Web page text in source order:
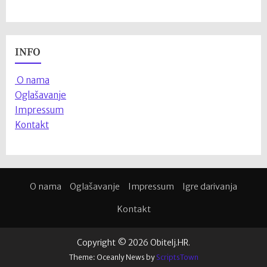
INFO
O nama
Oglašavanje
Impressum
Kontakt
O nama Oglašavanje Impressum Igre darivanja
Kontakt
Copyright © 2026 Obitelj.HR.
Theme: Oceanly News by ScriptsTown